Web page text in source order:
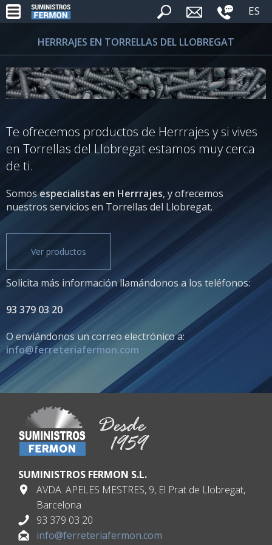
ES
HERRRAJES EN TORRELLAS DEL LLOBREGAT
Te ofrecemos productos de Herrrajes y si vives
en Torrellas del Llobregat estamos muy cerca
de ti.
Somosespecialistas en Herrrajes, y ofrecemos
nuestros servicios en Torrellas del Llobregat.
Ver productos
Solicita más información llamándonos a los teléfonos:
93 379 03 20
O enviándonos un correo electrónico a:
info@ferreteriafermon.com
SUMINISTROS FERMON S.L.
AVDA. APELES MESTRES, 9, El Prat de Llobregat,
Barcelona
93 379 03 20
info@ferreteriafermon.com